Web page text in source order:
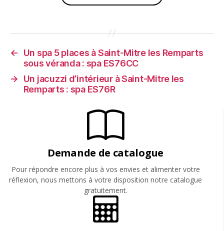
←
Un spa 5 places à Saint-Mitre les Remparts
sous véranda : spa ES76CC
→
Un jacuzzi d’intérieur à Saint-Mitre les
Remparts : spa ES76R
Demande de catalogue
Pour répondre encore plus à vos envies et alimenter votre
réflexion, nous mettons à votre disposition notre catalogue
gratuitement.